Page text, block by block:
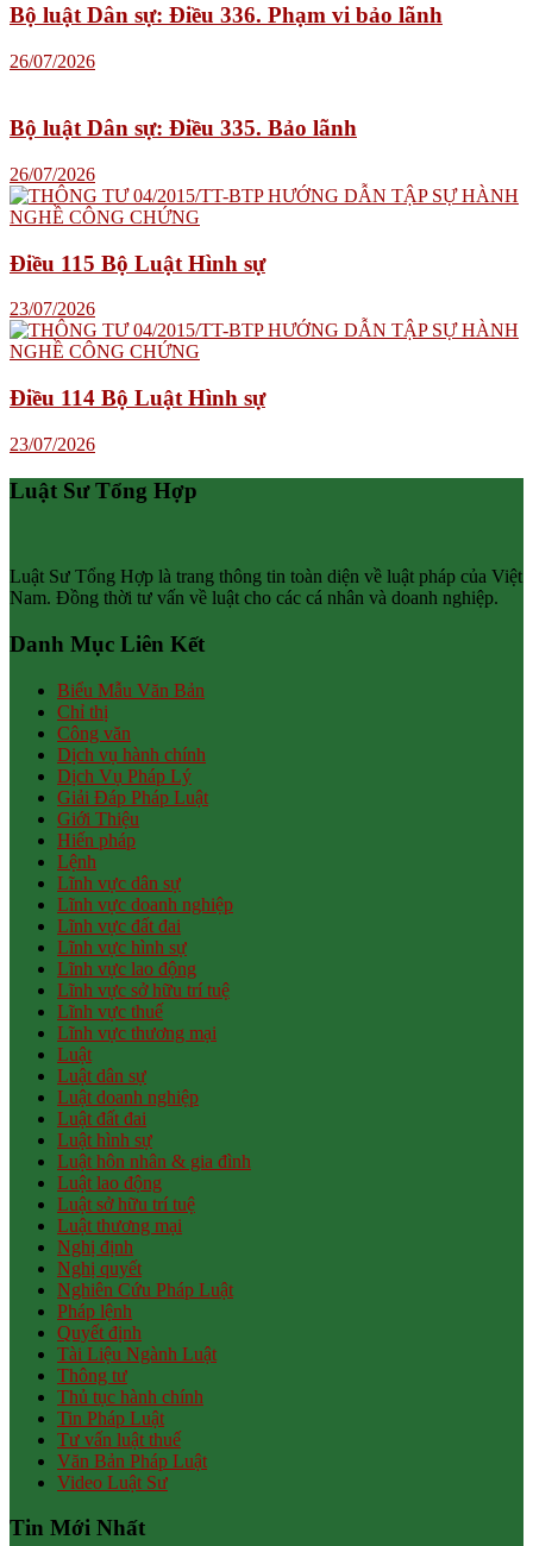
Bộ luật Dân sự: Điều 336. Phạm vi bảo lãnh
26/07/2026
Bộ luật Dân sự: Điều 335. Bảo lãnh
26/07/2026
Điều 115 Bộ Luật Hình sự
23/07/2026
Điều 114 Bộ Luật Hình sự
23/07/2026
Luật Sư Tổng Hợp
Luật Sư Tổng Hợp là trang thông tin toàn diện về luật pháp của Việt
Nam. Đồng thời tư vấn về luật cho các cá nhân và doanh nghiệp.
Danh Mục Liên Kết
Biểu Mẫu Văn Bản
Chỉ thị
Công văn
Dịch vụ hành chính
Dịch Vụ Pháp Lý
Giải Đáp Pháp Luật
Giới Thiệu
Hiến pháp
Lệnh
Lĩnh vực dân sự
Lĩnh vực doanh nghiệp
Lĩnh vực đất đai
Lĩnh vực hình sự
Lĩnh vực lao động
Lĩnh vực sở hữu trí tuệ
Lĩnh vực thuế
Lĩnh vực thương mại
Luật
Luật dân sự
Luật doanh nghiệp
Luật đất đai
Luật hình sự
Luật hôn nhân & gia đình
Luật lao động
Luật sở hữu trí tuệ
Luật thương mại
Nghị định
Nghị quyết
Nghiên Cứu Pháp Luật
Pháp lệnh
Quyết định
Tài Liệu Ngành Luật
Thông tư
Thủ tục hành chính
Tin Pháp Luật
Tư vấn luật thuế
Văn Bản Pháp Luật
Video Luật Sư
Tin Mới Nhất